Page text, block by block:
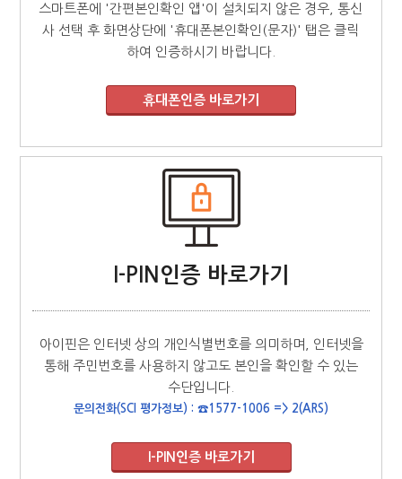
스마트폰에 '간편본인확인 앱'이 설치되지 않은 경우, 통신
사 선택 후 화면상단에 '휴대폰본인확인(문자)' 탭은 클릭
하여 인증하시기 바랍니다.
I-PIN인증 바로가기
아이핀은 인터넷 상의 개인식별번호를 의미하며, 인터넷을
통해 주민번호를 사용하지 않고도 본인을 확인할 수 있는
수단입니다.
문의전화(SCI 평가정보) : ☎1577-1006 => 2(ARS)